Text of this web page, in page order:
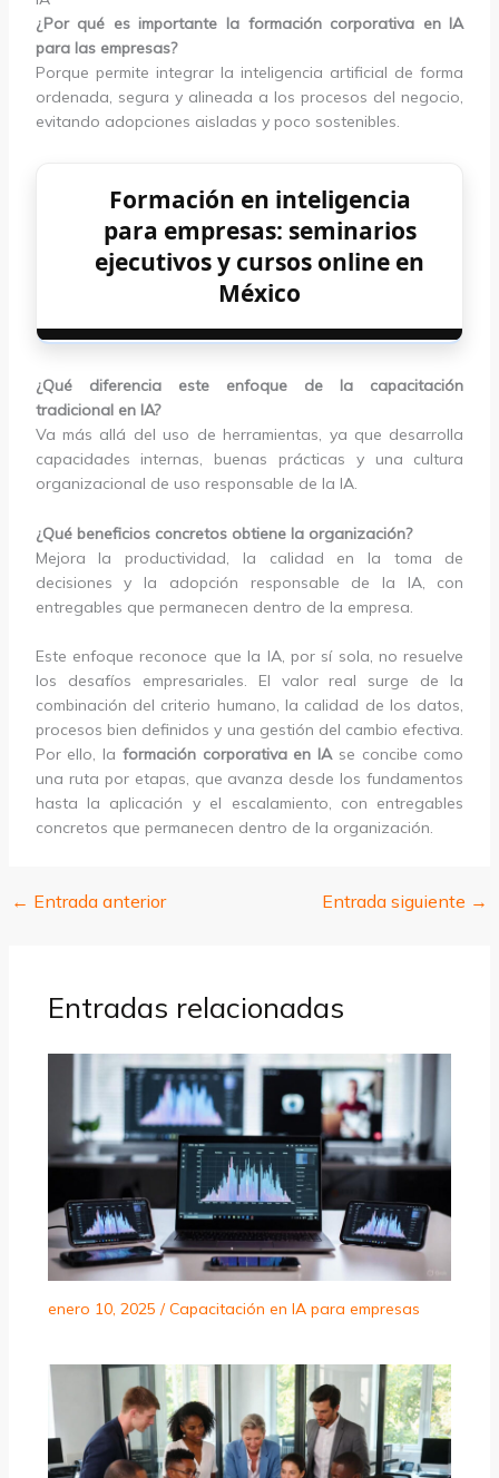
¿Por qué es importante la formación corporativa en IA
para las empresas?
Porque permite integrar la inteligencia artificial de forma
ordenada, segura y alineada a los procesos del negocio,
evitando adopciones aisladas y poco sostenibles.
Formación en inteligencia
para empresas: seminarios
ejecutivos y cursos online en
México
¿Qué diferencia este enfoque de la capacitación
tradicional en IA?
Va más allá del uso de herramientas, ya que desarrolla
capacidades internas, buenas prácticas y una cultura
organizacional de uso responsable de la IA.
¿Qué beneficios concretos obtiene la organización?
Mejora la productividad, la calidad en la toma de
decisiones y la adopción responsable de la IA, con
entregables que permanecen dentro de la empresa.
Este enfoque reconoce que la IA, por sí sola, no resuelve
los desafíos empresariales. El valor real surge de la
combinación del criterio humano, la calidad de los datos,
procesos bien definidos y una gestión del cambio efectiva.
Por ello, la formación corporativa en IAse concibe como
una ruta por etapas, que avanza desde los fundamentos
hasta la aplicación y el escalamiento, con entregables
concretos que permanecen dentro de la organización.
← Entrada anterior Entrada siguiente →
Entradas relacionadas
enero 10, 2025 /Capacitación en IA para empresas